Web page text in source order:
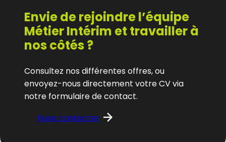
Envie de rejoindre l’équipe
Métier Intérim et travailler à
nos côtés ?
Consultez nos différentes offres, ou
envoyez-nous directement votre CV via
notre formulaire de contact.
Nous contacter